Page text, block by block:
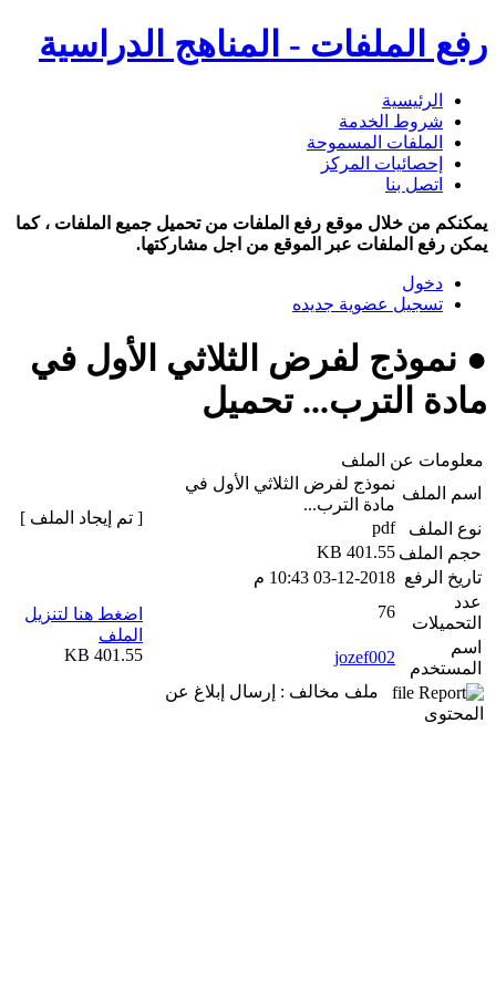
رفع الملفات - المناهج الدراسية
الرئيسية
شروط الخدمة
الملفات المسموحة
إحصائيات المركز
اتصل بنا
يمكنكم من خلال موقع رفع الملفات من تحميل جميع الملفات ، كما
يمكن رفع الملفات عبر الموقع من اجل مشاركتها.
دخول
تسجيل عضوية جديده
● نموذج لفرض الثلاثي الأول في
مادة الترب... تحميل
معلومات عن الملف
اسم الملف
نموذج لفرض الثلاثي الأول في
مادة الترب...
نوع الملف
pdf
حجم الملف 401.55 KB
تاريخ الرفع 03-12-2018 10:43 م
عدد
التحميلات
76
اسم
المستخدم
jozef002
ملف مخالف : إرسال إبلاغ عن
المحتوى
[ تم إيجاد الملف ]
اضغط هنا لتنزيل
الملف
401.55 KB